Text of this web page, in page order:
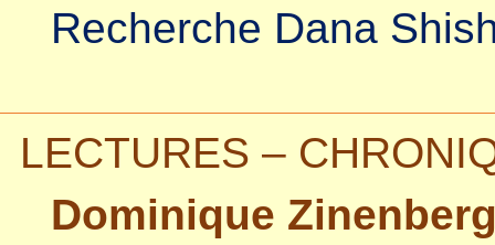
Recherche Dana
LECTURES –
Dominique